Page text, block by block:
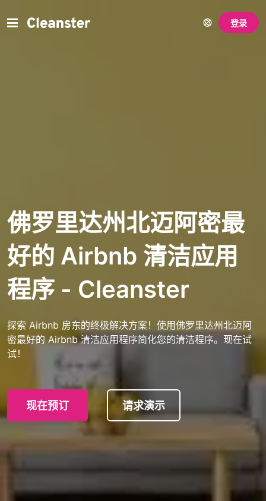
登录
佛罗里达州北迈阿密最
好的 Airbnb 清洁应用
程序 - Cleanster
探索 Airbnb 房东的终极解决方案！使用佛罗里达州北迈阿
密最好的 Airbnb 清洁应用程序简化您的清洁程序。现在试
试！
现在预订 请求演示